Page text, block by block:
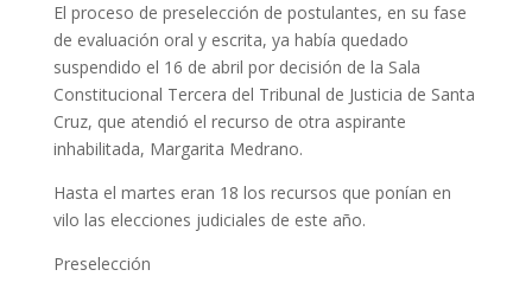
El proceso de preselección de postulantes, en su fase
de evaluación oral y escrita, ya había quedado
suspendido el 16 de abril por decisión de la Sala
Constitucional Tercera del Tribunal de Justicia de Santa
Cruz, que atendió el recurso de otra aspirante
inhabilitada, Margarita Medrano.
Hasta el martes eran 18 los recursos que ponían en
vilo las elecciones judiciales de este año.
Preselección